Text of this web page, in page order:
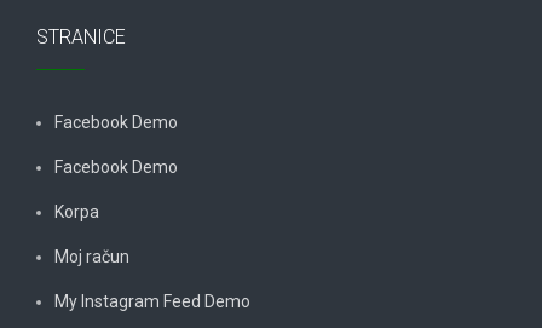
STRANICE
Facebook Demo
Facebook Demo
Korpa
Moj račun
My Instagram Feed Demo